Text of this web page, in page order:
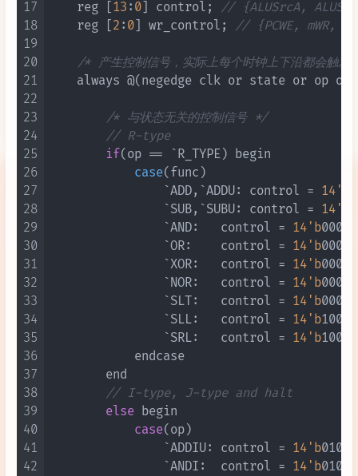
17
18
19
20
21
22
23
24
25
26
27
28
29
30
31
32
33
34
35
36
37
38
39
40
41
42
    reg [
13 : 0 ] control; // {ALUSrcA,
    reg [
2 : 0 ] wr_control; // {PCWE, mWR,
/* 产生控制信号，实际上每个时钟上下沿都会触
always @(negedge clk or state or op or
/* 与状态无关的控制信号 */
// R-type
if(op == `R_TYPE) begin
case(func)
                `ADD,`ADDU: control =
14'b
                `SUB,`SUBU: control =
14'b
                `AND:   control =
14'b
                `OR:    control =
14'b
                `XOR:   control =
14'b
                `NOR:   control =
14'b
                `SLT:   control =
14'b
                `SLL:   control =
14'b
                `SRL:   control =
14'b
            endcase
        end
// I-type, J-type and halt
else begin
case(op)
                `ADDIU: control =
14'b
                `ANDI:  control =
14'b